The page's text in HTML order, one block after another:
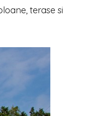
terase si